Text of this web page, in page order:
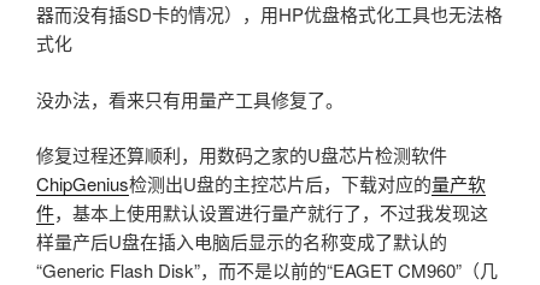
器而没有插SD卡的情况），用HP优盘格式化工具也无法格
式化
没办法，看来只有用量产工具修复了。
修复过程还算顺利，用数码之家的U盘芯片检测软件
ChipGenius检测出U盘的主控芯片后，下载对应的量产软
件，基本上使用默认设置进行量产就行了，不过我发现这
样量产后U盘在插入电脑后显示的名称变成了默认的
“Generic Flash Disk”，而不是以前的“EAGET CM960”（几